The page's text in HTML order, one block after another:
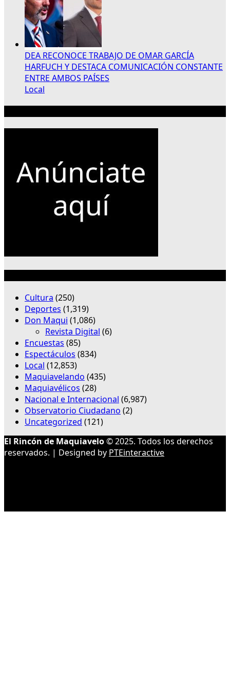
DEA RECONOCE TRABAJO DE OMAR GARCÍA
HARFUCH Y DESTACA COMUNICACIÓN CONSTANTE
ENTRE AMBOS PAÍSES
Local
Cultura (250)
Deportes (1,319)
Don Maqui (1,086)
Revista Digital (6)
Encuestas (85)
Espectáculos (834)
Local (12,853)
Maquiavelando (435)
Maquiavélicos (28)
Nacional e Internacional (6,987)
Observatorio Ciudadano (2)
Uncategorized (121)
El Rincón de Maquiavelo© 2025. Todos los derechos
reservados. | Designed by PTEinteractive